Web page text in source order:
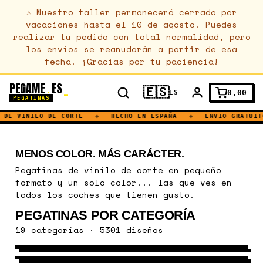
⚠ Nuestro taller permanecerá cerrado por
vacaciones hasta el 10 de agosto. Puedes
realizar tu pedido con total normalidad, pero
los envíos se reanudarán a partir de esa
fecha. ¡Gracias por tu paciencia!
PEGAME.ES
PEGATINAS 🇪🇸ES 0,00
VINILO DE CORTE HECHO EN ESPAÑA ENVIO
MENOS COLOR. MÁS CARÁCTER.
Pegatinas de vinilo de corte en pequeño
formato y un solo color... las que ves en
todos los coches que tienen gusto.
PEGATINAS POR CATEGORÍA
19 categorías · 5301 diseños
578 DISEÑOS→
MUSICA
747 DISEÑOS→
DEPORTE